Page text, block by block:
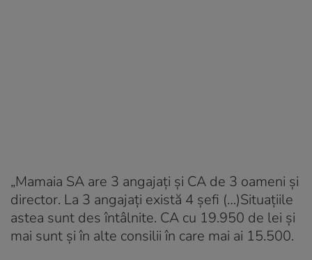
„Mamaia SA are 3 angajați și CA de 3 oameni și
director. La 3 angajați există 4 șefi (…)Situațiile
astea sunt des întâlnite. CA cu 19.950 de lei și
mai sunt și în alte consilii în care mai ai 15.500.